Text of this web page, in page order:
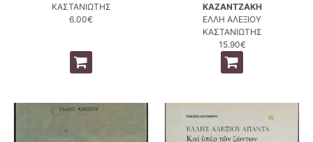
ΚΑΣΤΑΝΙΩΤΗΣ
6.00€
ΚΑΖΑΝΤΖΑΚΗ
ΕΛΛΗ ΑΛΕΞΙΟΥ
ΚΑΣΤΑΝΙΩΤΗΣ
15.90€